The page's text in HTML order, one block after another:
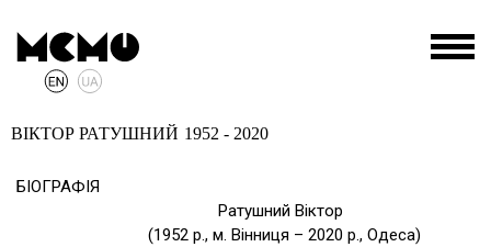
ВІКТОР РАТУШНИЙ 1952 - 2020
БІОГРАФІЯ
Ратушний Віктор
(1952 р., м. Вінниця – 2020 р., Одеса)